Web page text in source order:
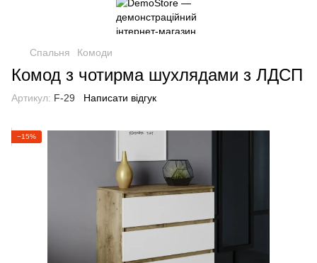
Спальня Комоди
Комод з чотирма шухлядами з ЛДСП
Артикул: F-29 Написати відгук
−15%